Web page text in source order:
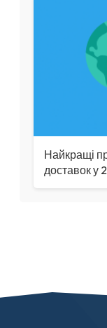
Найкращі
доставок у